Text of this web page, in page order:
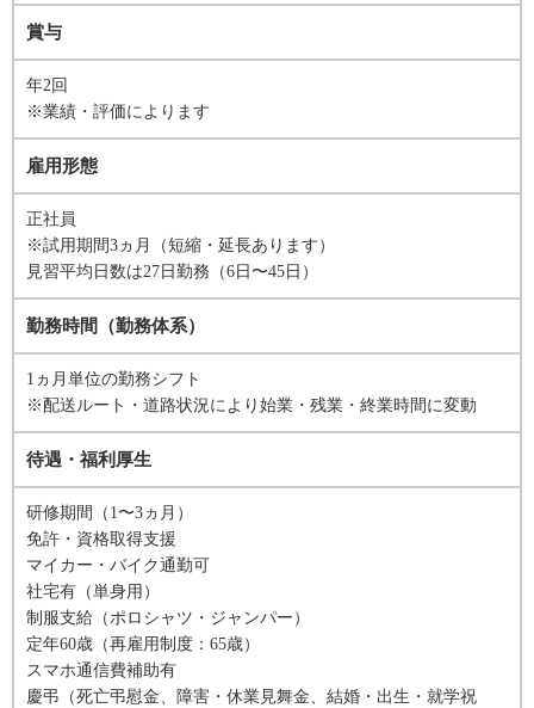
賞与
年2回
※業績・評価によります
雇用形態
正社員
※試用期間3ヵ月（短縮・延長あります）
見習平均日数は27日勤務（6日〜45日）
勤務時間（勤務体系）
1ヵ月単位の勤務シフト
※配送ルート・道路状況により始業・残業・終業時間に変動
待遇・福利厚生
研修期間（1〜3ヵ月）
免許・資格取得支援
マイカー・バイク通勤可
社宅有（単身用）
制服支給（ポロシャツ・ジャンパー）
定年60歳（再雇用制度：65歳）
スマホ通信費補助有
慶弔（死亡弔慰金、障害・休業見舞金、結婚・出生・就学祝